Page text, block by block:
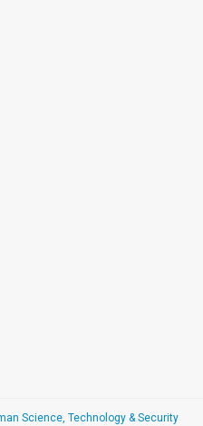
Science, Technology & Security